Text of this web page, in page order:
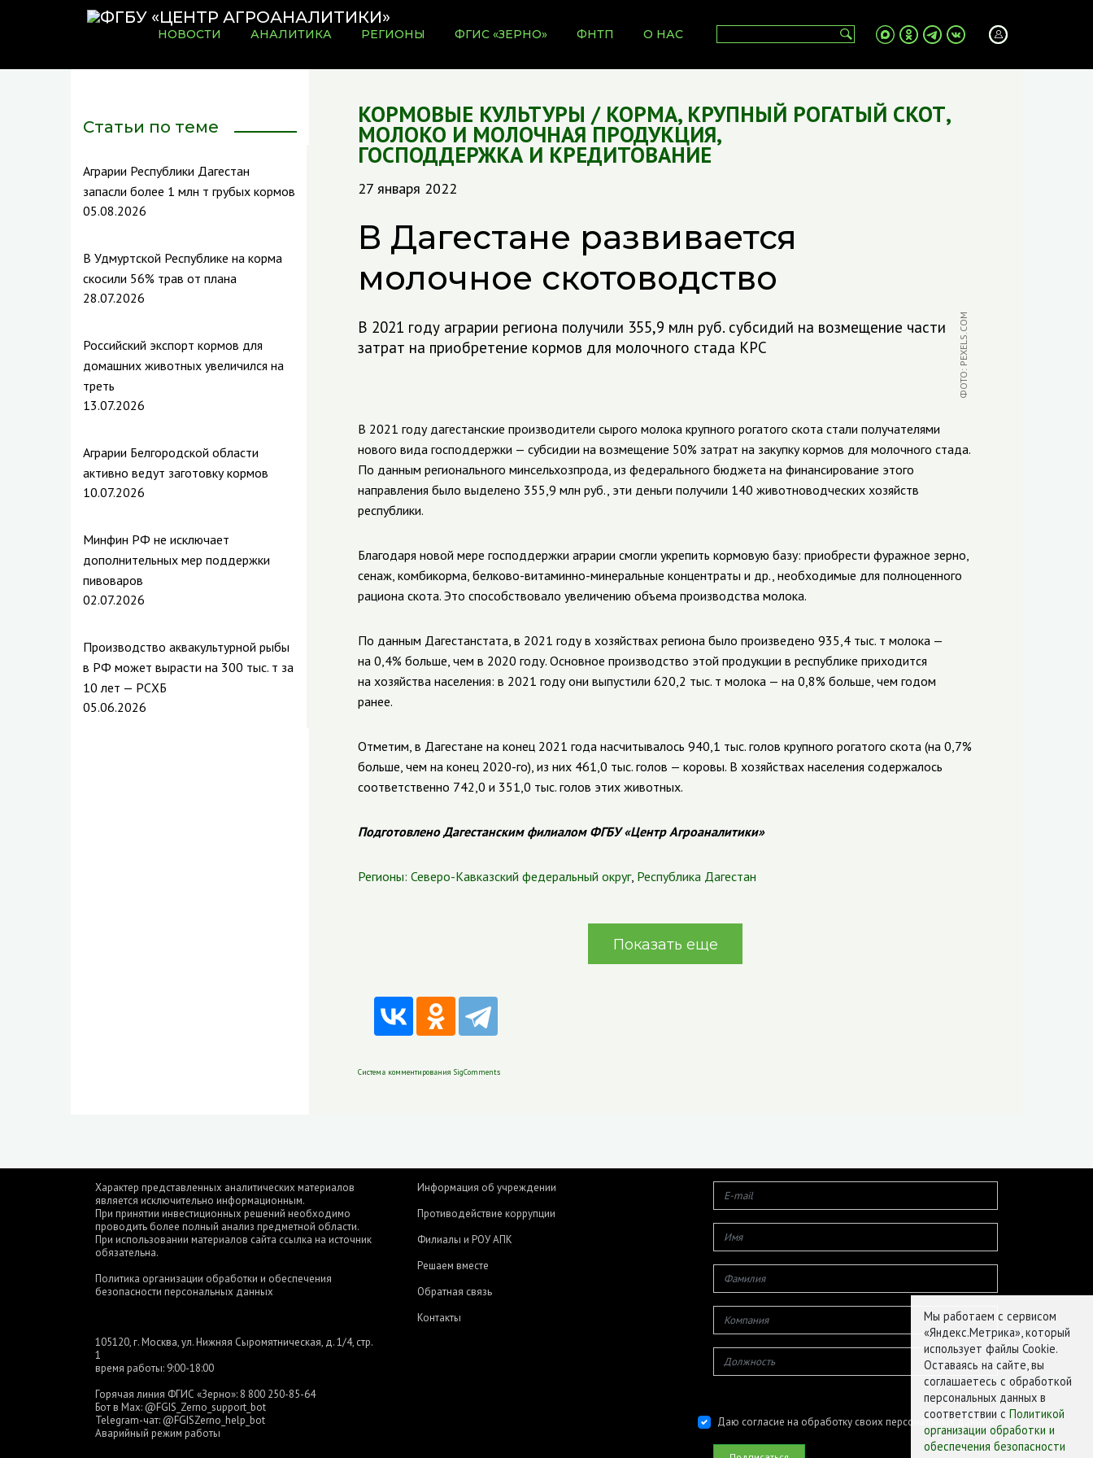
НОВОСТИ АНАЛИТИКА РЕГИОНЫ ФГИС «ЗЕРНО» ФНТП О НАС
Статьи по теме
Аграрии Республики Дагестан
запасли более 1 млн т грубых кормов
05.08.2026
В Удмуртской Республике на корма
скосили 56% трав от плана
28.07.2026
Российский экспорт кормов для
домашних животных увеличился на
треть
13.07.2026
Аграрии Белгородской области
активно ведут заготовку кормов
10.07.2026
Минфин РФ не исключает
дополнительных мер поддержки
пивоваров
02.07.2026
Производство аквакультурной рыбы
в РФ может вырасти на 300 тыс. т за
10 лет — РСХБ
05.06.2026
КОРМОВЫЕ КУЛЬТУРЫ / КОРМА, КРУПНЫЙ РОГАТЫЙ СКОТ,
МОЛОКО И МОЛОЧНАЯ ПРОДУКЦИЯ,
ГОСПОДДЕРЖКА И КРЕДИТОВАНИЕ
27 января 2022
В Дагестане развивается
молочное скотоводство
В 2021 году аграрии региона получили 355,9 млн руб. субсидий на возмещение части
затрат на приобретение кормов для молочного стада КРС
ФОТО: PEXELS.COM
В 2021 году дагестанские производители сырого молока крупного рогатого скота стали получателями
нового вида господдержки — субсидии на возмещение 50% затрат на закупку кормов для молочного стада.
По данным регионального минсельхозпрода, из федерального бюджета на финансирование этого
направления было выделено 355,9 млн руб., эти деньги получили 140 животноводческих хозяйств
республики.
Благодаря новой мере господдержки аграрии смогли укрепить кормовую базу: приобрести фуражное зерно,
сенаж, комбикорма, белково-витаминно-минеральные концентраты и др., необходимые для полноценного
рациона скота. Это способствовало увеличению объема производства молока.
По данным Дагестанстата, в 2021 году в хозяйствах региона было произведено 935,4 тыс. т молока —
на 0,4% больше, чем в 2020 году. Основное производство этой продукции в республике приходится
на хозяйства населения: в 2021 году они выпустили 620,2 тыс. т молока — на 0,8% больше, чем годом
ранее.
Отметим, в Дагестане на конец 2021 года насчитывалось 940,1 тыс. голов крупного рогатого скота (на 0,7%
больше, чем на конец 2020-го), из них 461,0 тыс. голов — коровы. В хозяйствах населения содержалось
соответственно 742,0 и 351,0 тыс. голов этих животных.
Подготовлено Дагестанским филиалом ФГБУ «Центр Агроаналитики»
Регионы: Северо-Кавказский федеральный округ, Республика Дагестан
Показать еще
Система комментирования SigComments
Характер представленных аналитических материалов
является исключительно информационным.
При принятии инвестиционных решений необходимо
проводить более полный анализ предметной области.
При использовании материалов сайта ссылка на источник
обязательна.
Политика организации обработки и обеспечения
безопасности персональных данных
105120, г. Москва, ул. Нижняя Сыромятническая, д. 1/4, стр.
1
время работы: 9:00-18:00
Горячая линия ФГИС «Зерно»: 8 800 250-85-64
Бот в Max: @FGIS_Zerno_support_bot
Telegram-чат: @FGISZerno_help_bot
Аварийный режим работы
Информация об учреждении
Противодействие коррупции
Филиалы и РОУ АПК
Решаем вместе
Обратная связь
Контакты
Даю согласие на обработку своих персональных данных
Мы работаем с сервисом
«Яндекс.Метрика», который
использует файлы Cookie.
Оставаясь на сайте, вы
соглашаетесь с обработкой
персональных данных в
соответствии с Политикой
организации обработки и
обеспечения безопасности